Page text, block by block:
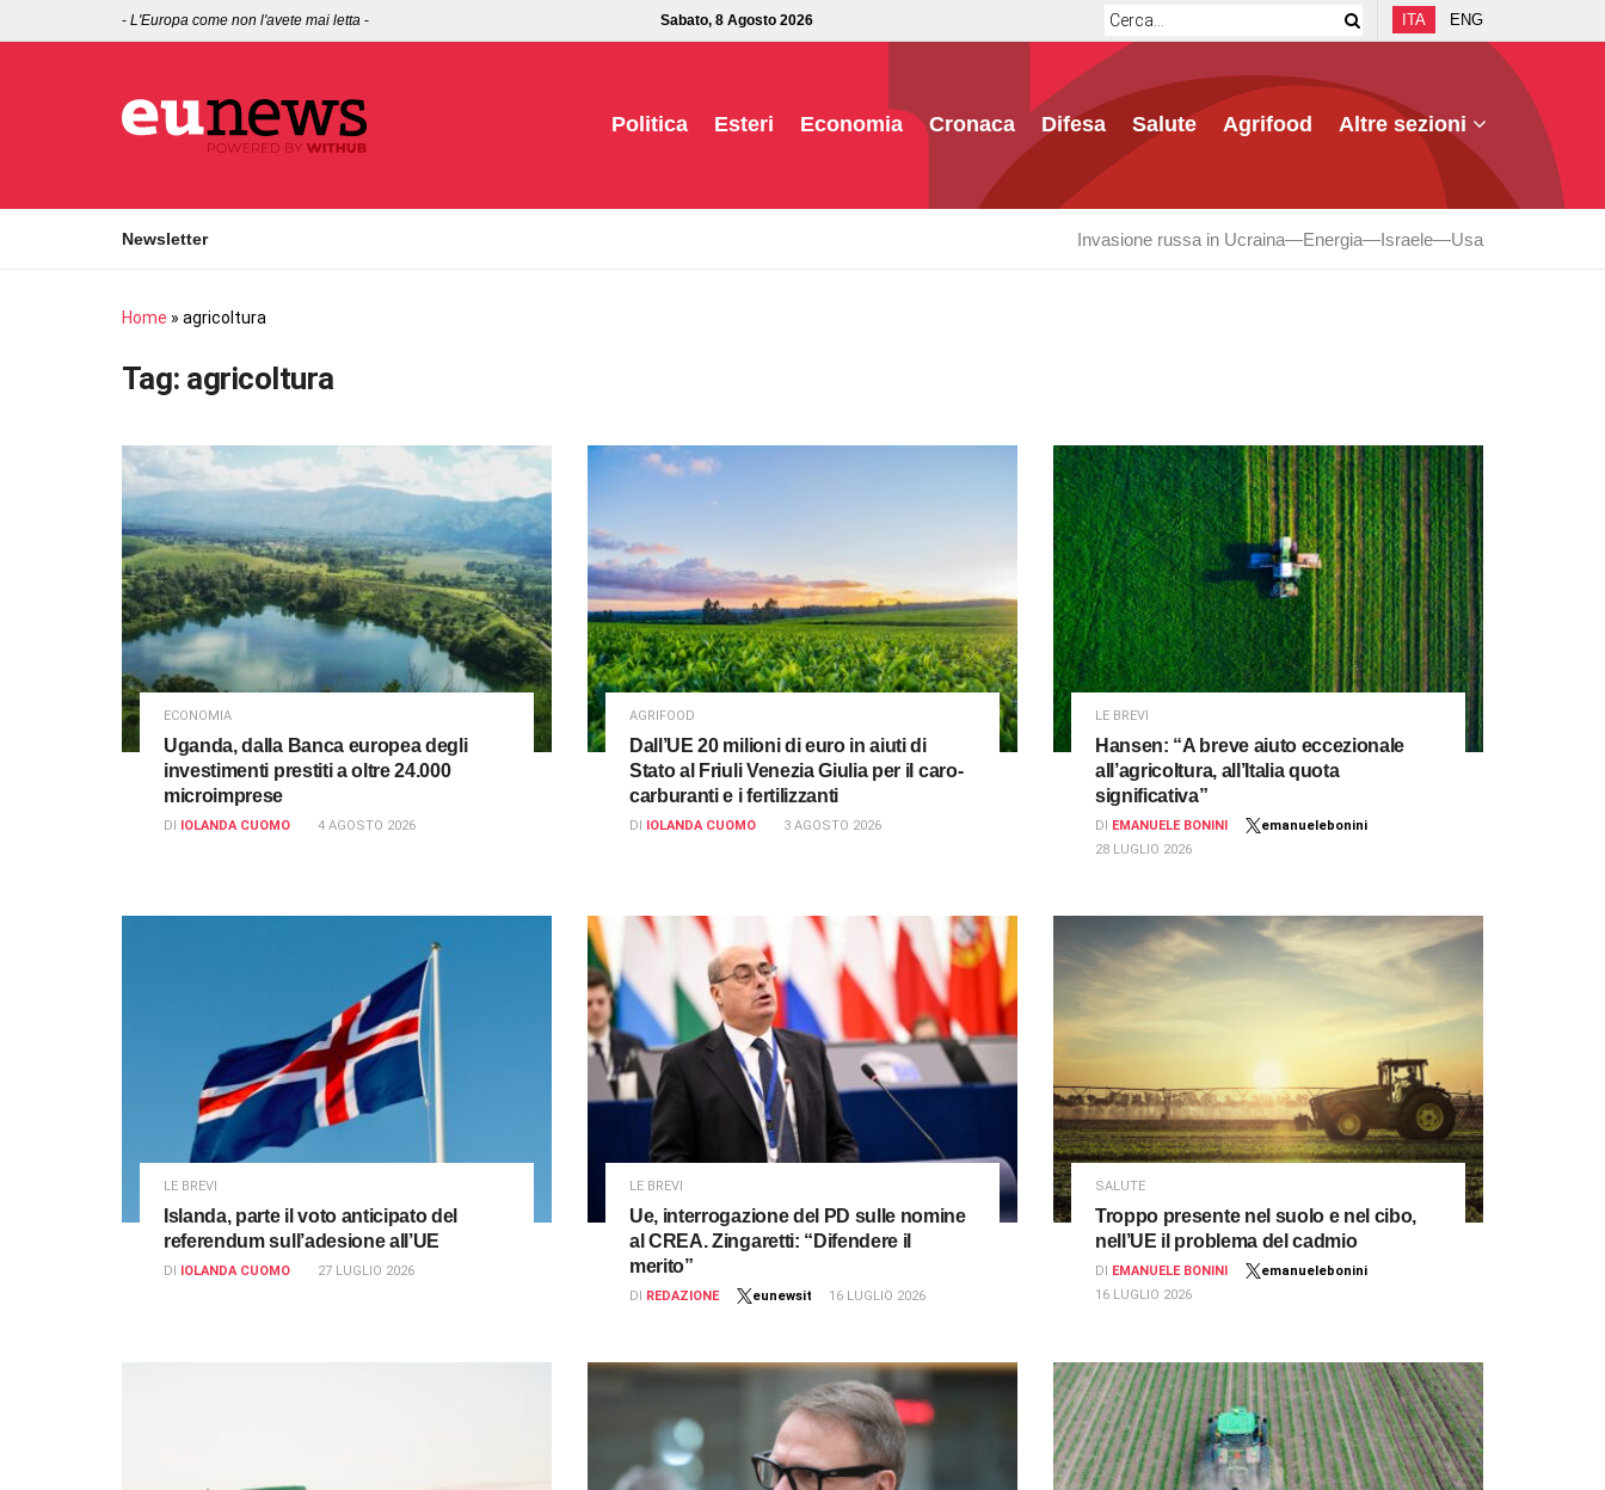
- L'Europa come non l'avete mai letta - Sabato, 8 Agosto 2026 ITA ENG
Politica Esteri Economia Cronaca Difesa Salute Agrifood Altre sezioni
Newsletter Invasione russa in Ucraina Energia Israele Usa
Home » agricoltura
Tag: agricoltura
ECONOMIA
Uganda, dalla Banca europea degli
investimenti prestiti a oltre 24.000
microimprese
DI IOLANDA CUOMO 4 AGOSTO 2026
AGRIFOOD
Dall’UE 20 milioni di euro in aiuti di
Stato al Friuli Venezia Giulia per il caro-
carburanti e i fertilizzanti
DI IOLANDA CUOMO 3 AGOSTO 2026
LE BREVI
Hansen: “A breve aiuto eccezionale
all’agricoltura, all’Italia quota
significativa”
DI EMANUELE BONINI
emanuelebonini
28 LUGLIO 2026
LE BREVI
Islanda, parte il voto anticipato del
referendum sull’adesione all’UE
DI IOLANDA CUOMO 27 LUGLIO 2026
LE BREVI
Ue, interrogazione del PD sulle nomine
al CREA. Zingaretti: “Difendere il
merito”
DI REDAZIONE eunewsit 16 LUGLIO 2026
SALUTE
Troppo presente nel suolo e nel cibo,
nell’UE il problema del cadmio
DI EMANUELE BONINI
emanuelebonini
16 LUGLIO 2026